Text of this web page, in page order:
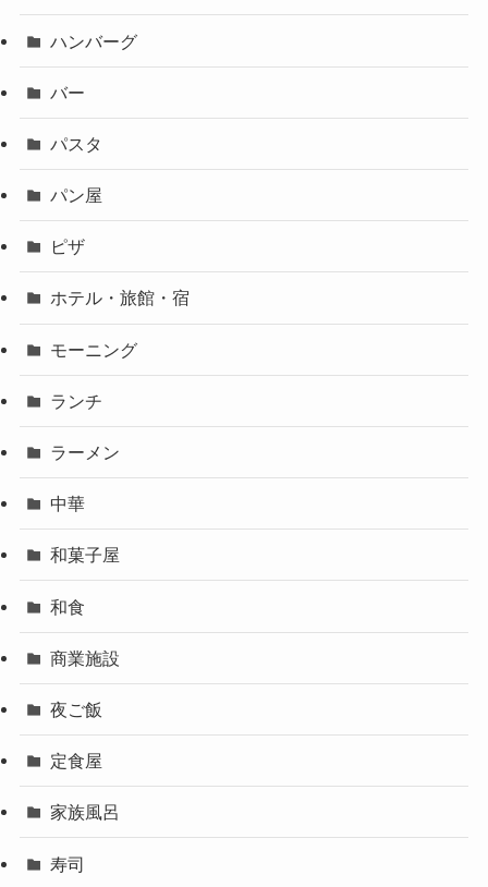
ハンバーグ
バー
パスタ
パン屋
ピザ
ホテル・旅館・宿
モーニング
ランチ
ラーメン
中華
和菓子屋
和食
商業施設
夜ご飯
定食屋
家族風呂
寿司